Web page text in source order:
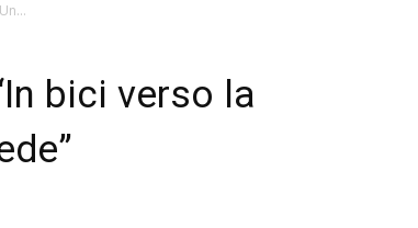
bici verso la